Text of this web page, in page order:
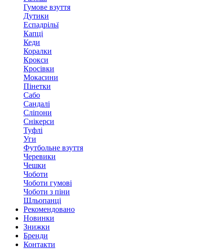
Гумове взуття
Дутики
Еспадрільї
Капці
Кеди
Коралки
Крокси
Кросівки
Мокасини
Пінетки
Сабо
Сандалі
Сліпони
Снікерси
Туфлі
Уги
Футбольне взуття
Черевики
Чешки
Чоботи
Чоботи гумові
Чоботи з піни
Шльопанці
Рекомендовано
Новинки
Знижки
Бренди
Контакти